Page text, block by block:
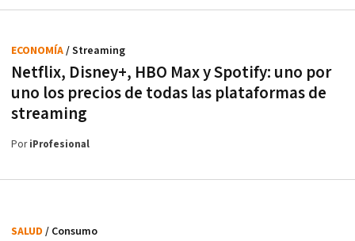
Netflix, Disney+, HBO Max y Spotify: uno por
uno los precios de todas las plataformas de
streaming
ECONOMÍA/ Streaming
PoriProfesional
SALUD / Consumo